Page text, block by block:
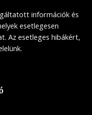
információk és
esetlegesen
Az esetleges hibákért,